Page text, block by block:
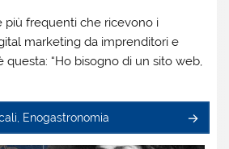
più frequenti che ricevono i
marketing da imprenditori e
questa: “Ho bisogno di un sito web,
Enogastronomia